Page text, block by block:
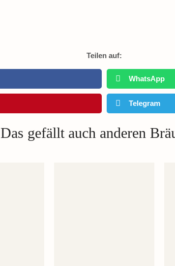
Teilen auf:
WhatsApp
Telegram
Das gefällt auch anderen